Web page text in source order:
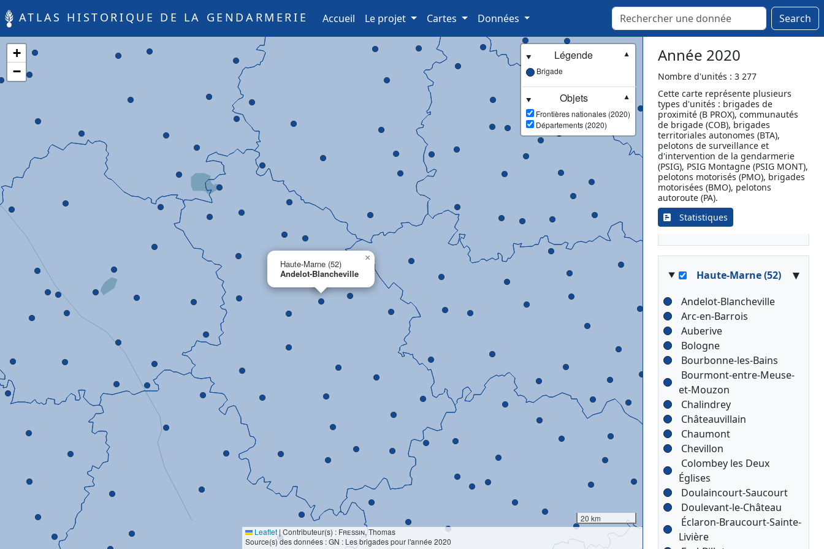
ATLAS HISTORIQUE DE LA GENDARMERIE Accueil (current)
Le projet Cartes Données Search
Haute-Marne (52)
Andelot-Blancheville
×
+
−
Légende
▼
Brigade
Objets
▼
Frontières nationales (2020)
Départements (2020)
20 km
Leaflet | Contributeur(s) : Fressin, Thomas
Source(s) des données : GN : Les brigades pour l'année 2020
Année 2020
Nombre d'unités : 3 277
Cette carte représente plusieurs
types d'unités : brigades de
proximité (B PROX), communautés
de brigade (COB), brigades
territoriales autonomes (BTA),
pelotons de surveillance et
d'intervention de la gendarmerie
(PSIG), PSIG Montagne (PSIG MONT),
pelotons motorisés (PMO), brigades
motorisées (BMO), pelotons
autoroute (PA).
Statistiques
Loudes
Montfaucon-en-Velay
Paulhaguet
Pradelles
Retournac
Rosières
Saint-Didier-en-Velay
Saint-Julien-Chapteuil
Saint-Paulien
Sainte-Florine
Sainte-Sigolène
Saugues
Tence
Vorey
Yssingeaux
Haute-Marne (52) ▾
Andelot-Blancheville
Arc-en-Barrois
Auberive
Bologne
Bourbonne-les-Bains
Bourmont-entre-Meuse-
et-Mouzon
Chalindrey
Châteauvillain
Chaumont
Chevillon
Colombey les Deux
Églises
Doulaincourt-Saucourt
Doulevant-le-Château
Éclaron-Braucourt-Sainte-
Livière